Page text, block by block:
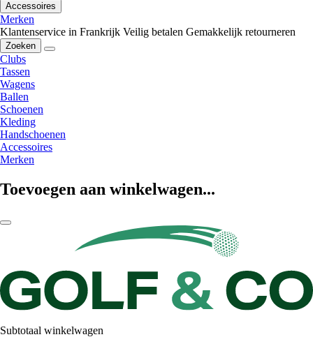
Accessoires
Merken
Klantenservice in Frankrijk Veilig betalen Gemakkelijk retourneren
Zoeken
Clubs
Tassen
Wagens
Ballen
Schoenen
Kleding
Handschoenen
Accessoires
Merken
Toevoegen aan winkelwagen...
Subtotaal winkelwagen